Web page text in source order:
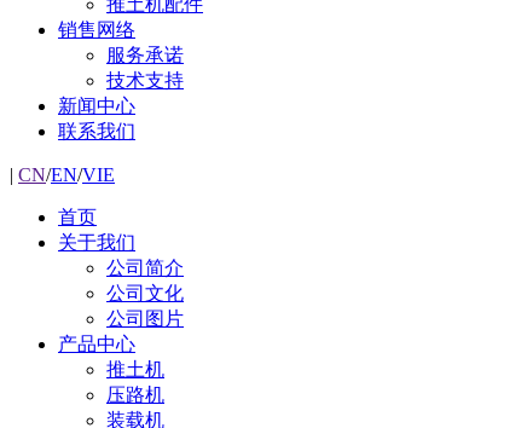
推土机配件
销售网络
服务承诺
技术支持
新闻中心
联系我们
| CN/EN/VIE
首页
关于我们
公司简介
公司文化
公司图片
产品中心
推土机
压路机
装载机